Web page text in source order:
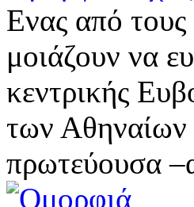
Ενας από τους
μοιάζουν να
κεντρικής
των Αθηναίων
πρωτεύουσα